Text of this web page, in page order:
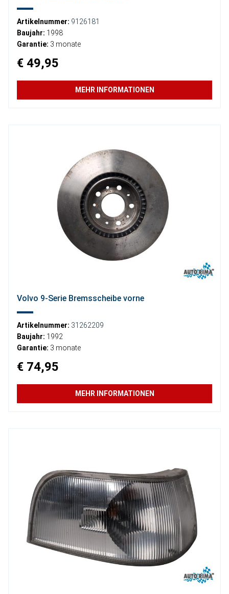
Artikelnummer: 9126181
Baujahr: 1998
Garantie: 3 monate
€ 49,95
MEHR INFORMATIONEN
Volvo 9-Serie Bremsscheibe vorne
Artikelnummer: 31262209
Baujahr: 1992
Garantie: 3 monate
€ 74,95
MEHR INFORMATIONEN